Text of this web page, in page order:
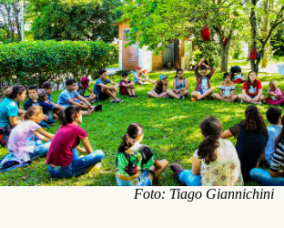
Foto: Tiago Giannichini